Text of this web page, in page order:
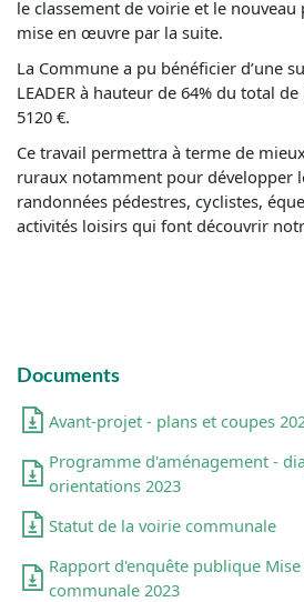
le classement de voirie et le nouveau
mise en œuvre par la suite.
La Commune a pu bénéficier d’une
LEADER à hauteur de 64% du total
5120 €.
Ce travail permettra à terme de
ruraux notamment pour développer
randonnées pédestres, cyclistes,
activités loisirs qui font découvrir
Documents
Avant-projet - plans et coupes
Programme d'aménagement -
orientations 2023
Statut de la voirie communale
Rapport d'enquête publique
communale 2023